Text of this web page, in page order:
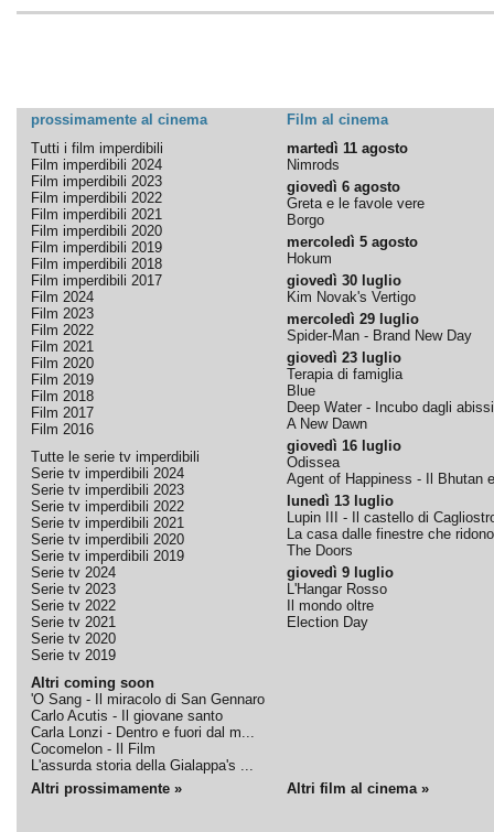
prossimamente al cinema
Film al cinema
Tutti i film imperdibili
Film imperdibili 2024
Film imperdibili 2023
Film imperdibili 2022
Film imperdibili 2021
Film imperdibili 2020
Film imperdibili 2019
Film imperdibili 2018
Film imperdibili 2017
Film 2024
Film 2023
Film 2022
Film 2021
Film 2020
Film 2019
Film 2018
Film 2017
Film 2016
Tutte le serie tv imperdibili
Serie tv imperdibili 2024
Serie tv imperdibili 2023
Serie tv imperdibili 2022
Serie tv imperdibili 2021
Serie tv imperdibili 2020
Serie tv imperdibili 2019
Serie tv 2024
Serie tv 2023
Serie tv 2022
Serie tv 2021
Serie tv 2020
Serie tv 2019
Altri coming soon
'O Sang - Il miracolo di San Gennaro
Carlo Acutis - Il giovane santo
Carla Lonzi - Dentro e fuori dal m...
Cocomelon - Il Film
L'assurda storia della Gialappa's ...
martedì 11 agosto
Nimrods
giovedì 6 agosto
Greta e le favole vere
Borgo
mercoledì 5 agosto
Hokum
giovedì 30 luglio
Kim Novak's Vertigo
mercoledì 29 luglio
Spider-Man - Brand New Day
giovedì 23 luglio
Terapia di famiglia
Blue
Deep Water - Incubo dagli abissi
A New Dawn
giovedì 16 luglio
Odissea
Agent of Happiness - Il Bhutan
lunedì 13 luglio
Lupin III - Il castello di
La casa dalle finestre che ridono
The Doors
giovedì 9 luglio
L'Hangar Rosso
Il mondo oltre
Election Day
Altri prossimamente » Altri film al cinema »